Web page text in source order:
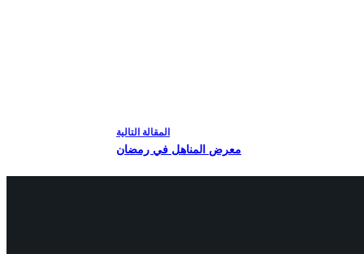
المقالة التالية
معرض المناهل في رمضان